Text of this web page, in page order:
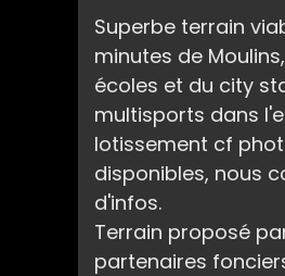
Superbe terrain
minutes de
écoles et du city
multisports dans
lotissement cf
disponibles, nous
d'infos.
Terrain proposé
partenaires